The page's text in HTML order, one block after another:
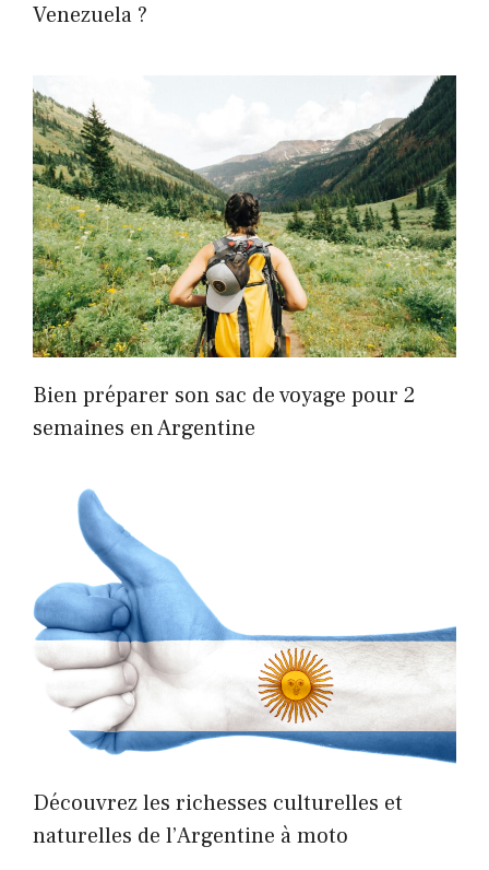
Venezuela ?
Bien préparer son sac de voyage pour 2
semaines en Argentine
Découvrez les richesses culturelles et
naturelles de l’Argentine à moto